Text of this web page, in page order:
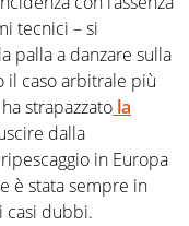
storica. Si occupa
tecnici – si
palla a danzare sulla
il caso arbitrale più
strapazzato la
dalla
in Europa
è stata sempre in
casi dubbi.